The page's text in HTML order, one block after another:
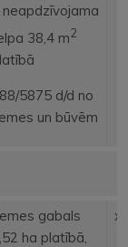
neapdzīvojama
38,4 m2
5875 d/d no
un būvēm
gabals
ha platībā,
x